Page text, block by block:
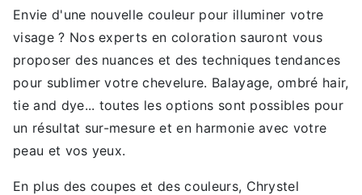
Envie d'une nouvelle couleur pour illuminer votre
visage ? Nos experts en coloration sauront vous
proposer des nuances et des techniques tendances
pour sublimer votre chevelure. Balayage, ombré hair,
tie and dye... toutes les options sont possibles pour
un résultat sur-mesure et en harmonie avec votre
peau et vos yeux.
En plus des coupes et des couleurs, Chrystel